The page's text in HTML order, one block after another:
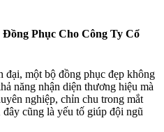
Phục Cho Công Ty Cổ
một bộ đồng phục đẹp không
năng nhận diện thương hiệu mà
nghiệp, chỉn chu trong mắt
cũng là yếu tố giúp đội ngũ